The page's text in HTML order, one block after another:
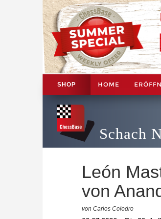
SHOP HOME
Schach
León
von
von Carlos Colodro